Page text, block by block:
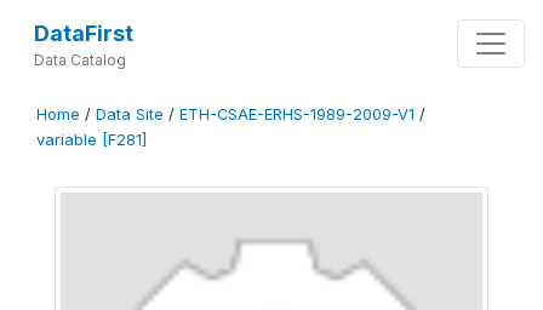
DataFirst
Data Catalog
Home / Data Site / ETH-CSAE-ERHS-1989-2009-V1 /
variable [F281]